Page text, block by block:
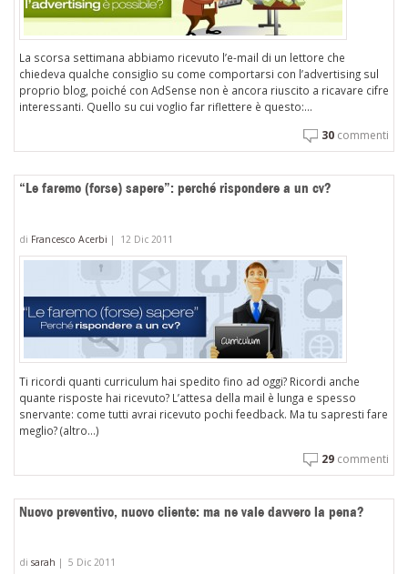
La scorsa settimana abbiamo ricevuto l’e-mail di un lettore che
chiedeva qualche consiglio su come comportarsi con l’advertising sul
proprio blog, poiché con AdSense non è ancora riuscito a ricavare cifre
interessanti. Quello su cui voglio far riflettere è questo:...
30 commenti
“Le faremo (forse) sapere”: perché rispondere a un cv?
di Francesco Acerbi | 12 Dic 2011
Ti ricordi quanti curriculum hai spedito fino ad oggi? Ricordi anche
quante risposte hai ricevuto? L’attesa della mail è lunga e spesso
snervante: come tutti avrai ricevuto pochi feedback. Ma tu sapresti fare
meglio? (altro…)
29 commenti
Nuovo preventivo, nuovo cliente: ma ne vale davvero la pena?
di sarah | 5 Dic 2011